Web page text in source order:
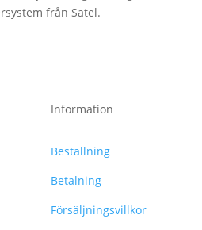
från Satel.
Information
Beställning
Betalning
Försäljningsvillkor